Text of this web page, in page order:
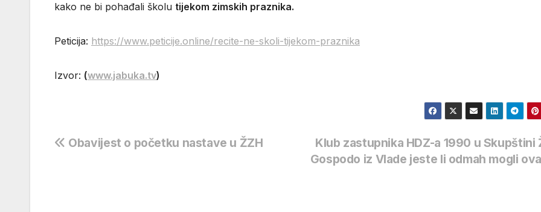
kako ne bi pohađali školu tijekom zimskih praznika.
Peticija: https://www.peticije.online/recite-ne-skoli-tijekom-praznika
Izvor: (www.jabuka.tv)
Navigacija
Klub zastupnika HDZ-a 1990 u Skupštini
Gospodo iz Vlade jeste li odmah mogli
Obavijest o početku nastave u ŽZH